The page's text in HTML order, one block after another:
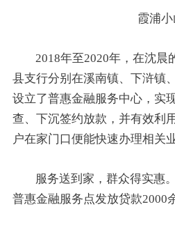
霞浦
2018年至2020年，在沈晨
县支行分别在溪南镇、下浒镇
设立了普惠金融服务中心，实
查、下沉签约放款，并有效利
户在家门口便能快速办理相关业
服务送到家，群众得实惠
普惠金融服务点发放贷款2000